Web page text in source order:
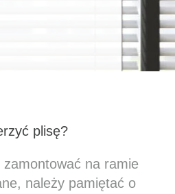
plisę?
na ramie
należy pamiętać o